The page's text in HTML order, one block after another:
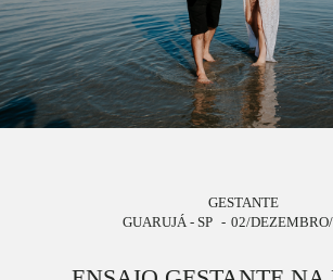
GESTANTE
GUARUJÁ - SP
02/